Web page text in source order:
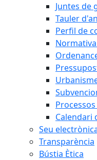
Juntes de
Tauler
Perfil de
Calendari
Seu
Transparència
Bústia Ètica